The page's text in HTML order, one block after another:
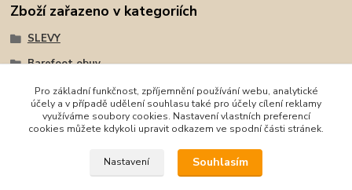
Zboží zařazeno v kategoriích
SLEVY
Barefoot obuv
Obuv
Sandály
Pro základní funkčnost, zpříjemnění používání webu, analytické
účely a v případě udělení souhlasu také pro účely cílení reklamy
využíváme soubory cookies. Nastavení vlastních preferencí
cookies můžete kdykoli upravit odkazem ve spodní části stránek.
Nastavení Souhlasím